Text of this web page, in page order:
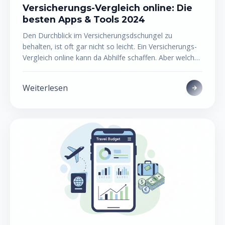
Versicherungs-Vergleich online: Die
besten Apps & Tools 2024
Den Durchblick im Versicherungsdschungel zu
behalten, ist oft gar nicht so leicht. Ein Versicherungs-
Vergleich online kann da Abhilfe schaffen. Aber welche
für dich umgesehen und die besten Optionen für 2024
unter die Lupe genommen. So findest du nicht nur die
Versicherungsverwaltung optimal gestalten. Lass uns
gemeinsam deine Versicherungen auf Vordermann
Weiterlesen